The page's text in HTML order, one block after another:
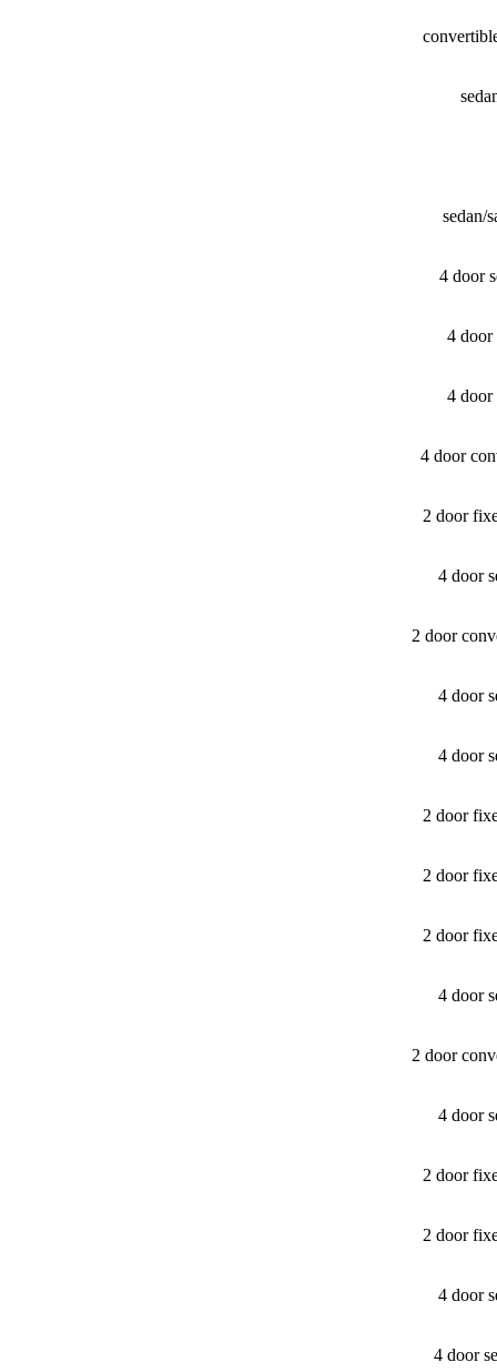
sedan/​
4 door
4 door
4 door
4 door
2 door
4 door
2 door
4 door
4 door
2 door
2 door
2 door
4 door
2 door
4 door
2 door
2 door
4 door
4 door